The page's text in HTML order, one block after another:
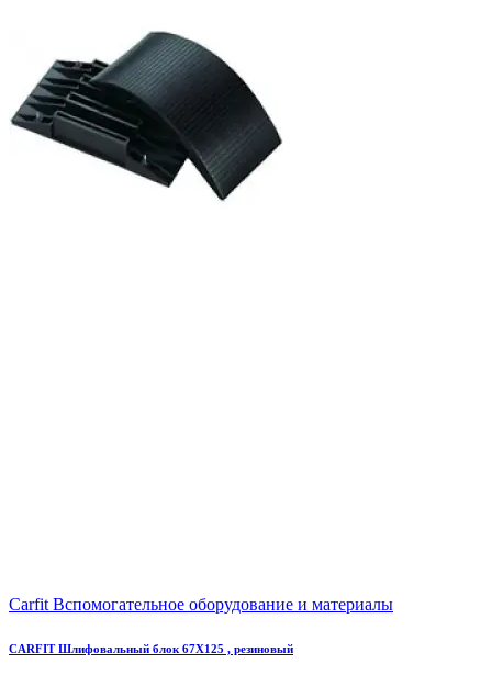
Carfit Вспомогательное оборудование и материалы
CARFIT Шлифовальный блок 67Х125 , резиновый